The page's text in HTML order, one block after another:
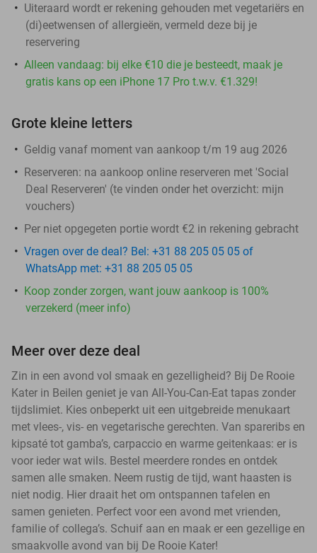
Uiteraard wordt er rekening gehouden met vegetariërs en
(di)eetwensen of allergieën, vermeld deze bij je
reservering
Alleen vandaag: bij elke €10 die je besteedt, maak je
gratis kans op een iPhone 17 Pro t.w.v. €1.329!
Grote kleine letters
Geldig vanaf moment van aankoop t/m 19 aug 2026
Reserveren: na aankoop online reserveren met 'Social
Deal Reserveren' (te vinden onder het overzicht: mijn
vouchers)
Per niet opgegeten portie wordt €2 in rekening gebracht
Vragen over de deal? Bel: +31 88 205 05 05 of
WhatsApp met: +31 88 205 05 05
Koop zonder zorgen, want jouw aankoop is 100%
verzekerd (meer info)
Meer over deze deal
Zin in een avond vol smaak en gezelligheid? Bij De Rooie
Kater in Beilen geniet je van All-You-Can-Eat tapas zonder
tijdslimiet. Kies onbeperkt uit een uitgebreide menukaart
met vlees-, vis- en vegetarische gerechten. Van spareribs en
kipsaté tot gamba’s, carpaccio en warme geitenkaas: er is
voor ieder wat wils. Bestel meerdere rondes en ontdek
samen alle smaken. Neem rustig de tijd, want haasten is
niet nodig. Hier draait het om ontspannen tafelen en
samen genieten. Perfect voor een avond met vrienden,
familie of collega’s. Schuif aan en maak er een gezellige en
smaakvolle avond van bij De Rooie Kater!